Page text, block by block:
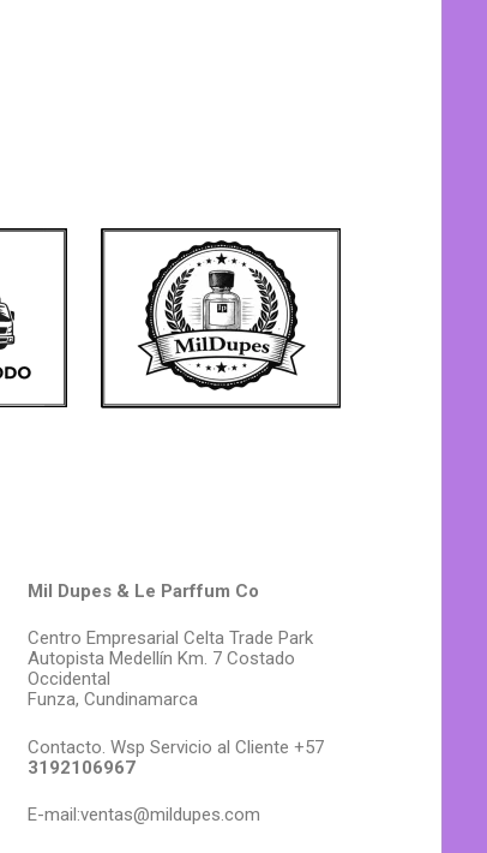
Mil Dupes & Le Parffum Co
Centro Empresarial Celta Trade Park
Autopista Medellín Km. 7 Costado
Occidental
Funza, Cundinamarca
Contacto. Wsp Servicio al Cliente +57
3192106967
E-mail:ventas@mildupes.com